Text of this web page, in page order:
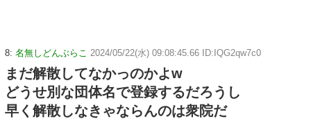
8: 名無しどんぶらこ 2024/05/22(水) 09:08:45.66 ID:IQG2qw7c0
まだ解散してなかっのかよw
どうせ別な団体名で登録するだろうし
早く解散しなきゃならんのは衆院だ